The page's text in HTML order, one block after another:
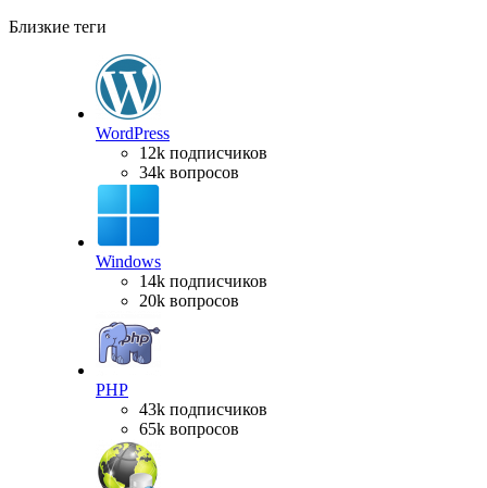
Близкие теги
WordPress
12k подписчиков
34k вопросов
Windows
14k подписчиков
20k вопросов
PHP
43k подписчиков
65k вопросов